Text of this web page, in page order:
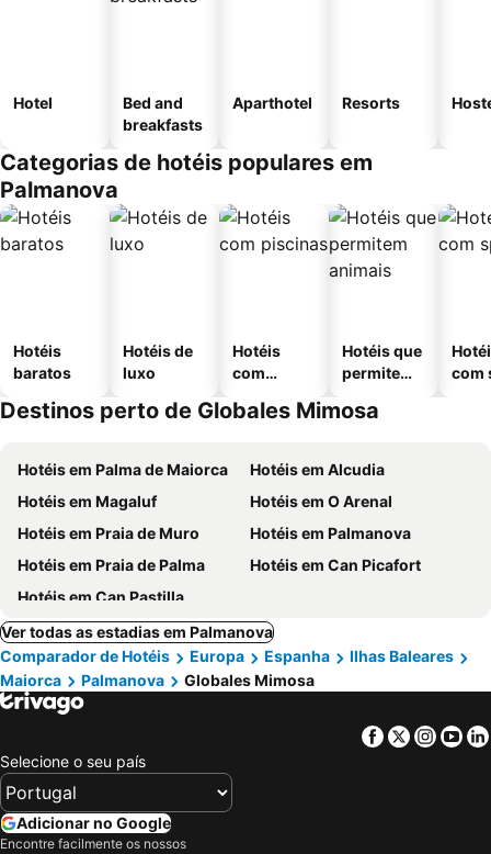
Hotel
Bed and
breakfasts
Aparthotel Resorts
Categorias de hotéis populares em
Palmanova
Hotéis
baratos
Hotéis de
luxo
Hotéis
com
Hotéis que
permitem
com
Destinos perto de Globales Mimosa
Hotéis em Palma de Maiorca
Hotéis em Alcudia
Hotéis em Magaluf
Hotéis em O Arenal
Hotéis em Praia de Muro
Hotéis em Palmanova
Hotéis em Praia de Palma
Hotéis em Can Picafort
Hotéis em Can Pastilla
Ver todas as estadias em Palmanova
Comparador de Hotéis
Europa Espanha
Ilhas Baleares
Maiorca
Palmanova Globales Mimosa
Facebook
Twitter
Selecione o seu país
Adicionar no Google
Encontre facilmente os nossos